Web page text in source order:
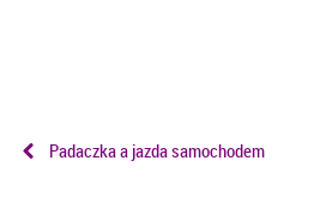
Padaczka a jazda samochodem